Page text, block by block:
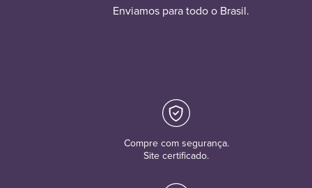
Enviamos para todo o Brasil.
Compre com segurança.
Site certificado.